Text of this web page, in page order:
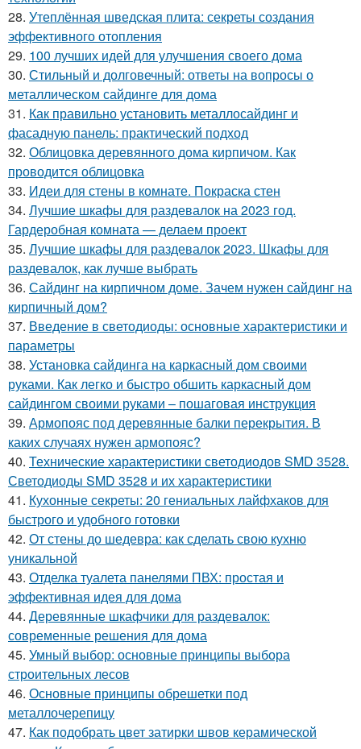
28. Утеплённая шведская плита: секреты создания
эффективного отопления
29. 100 лучших идей для улучшения своего дома
30. Стильный и долговечный: ответы на вопросы о
металлическом сайдинге для дома
31. Как правильно установить металлосайдинг и
фасадную панель: практический подход
32. Облицовка деревянного дома кирпичом. Как
проводится облицовка
33. Идеи для стены в комнате. Покраска стен
34. Лучшие шкафы для раздевалок на 2023 год.
Гардеробная комната — делаем проект
35. Лучшие шкафы для раздевалок 2023. Шкафы для
раздевалок, как лучше выбрать
36. Сайдинг на кирпичном доме. Зачем нужен сайдинг на
кирпичный дом?
37. Введение в светодиоды: основные характеристики и
параметры
38. Установка сайдинга на каркасный дом своими
руками. Как легко и быстро обшить каркасный дом
сайдингом своими руками – пошаговая инструкция
39. Армопояс под деревянные балки перекрытия. В
каких случаях нужен армопояс?
40. Технические характеристики светодиодов SMD 3528.
Светодиоды SMD 3528 и их характеристики
41. Кухонные секреты: 20 гениальных лайфхаков для
быстрого и удобного готовки
42. От стены до шедевра: как сделать свою кухню
уникальной
43. Отделка туалета панелями ПВХ: простая и
эффективная идея для дома
44. Деревянные шкафчики для раздевалок:
современные решения для дома
45. Умный выбор: основные принципы выбора
строительных лесов
46. Основные принципы обрешетки под
металлочерепицу
47. Как подобрать цвет затирки швов керамической